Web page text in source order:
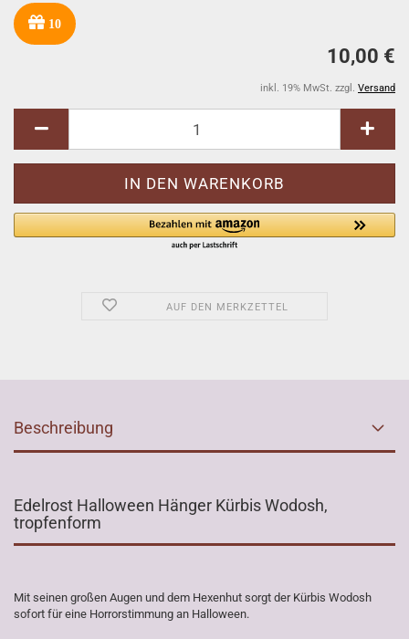
10
10,00 €
inkl. 19% MwSt. zzgl. Versand
AUF DEN MERKZETTEL
Beschreibung
Edelrost Halloween Hänger Kürbis Wodosh,
tropfenform
Mit seinen großen Augen und dem Hexenhut sorgt der Kürbis Wodosh
sofort für eine Horrorstimmung an Halloween.